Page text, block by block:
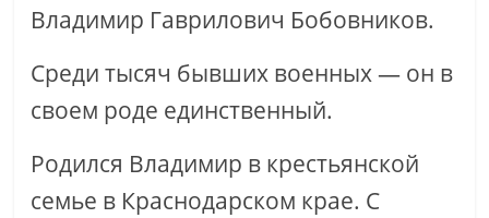
Владимир Гаврилович Бобовников.
Среди тысяч бывших военных — он в
своем роде единственный.
Родился Владимир в крестьянской
семье в Краснодарском крае. С